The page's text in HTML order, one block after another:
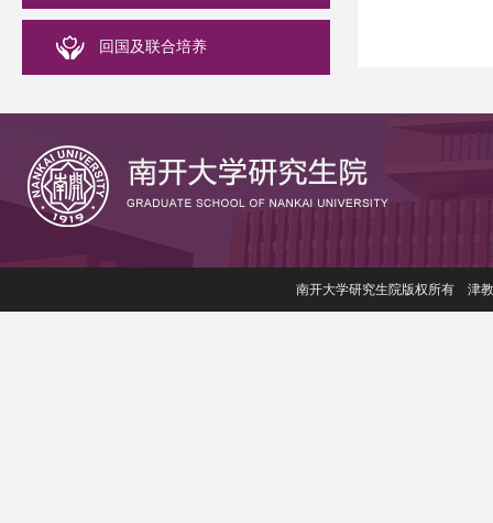
回国及联合培养
南开大学研究生院版权所有 津